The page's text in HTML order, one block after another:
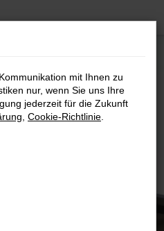
mit Ihnen zu
nur, wenn Sie uns Ihre
jederzeit für die Zukunft
Cookie-Richtlinie